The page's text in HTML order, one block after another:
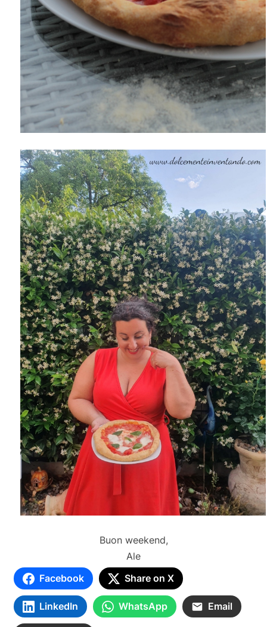
Buon weekend,
Ale
Facebook
Share on X
LinkedIn WhatsApp Email